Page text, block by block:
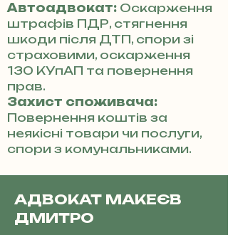
Автоадвокат: Оскарження
штрафів ПДР, стягнення
шкоди після ДТП, спори зі
страховими, оскарження
130 КУпАП та повернення
прав.
Захист споживача:
Повернення коштів за
неякісні товари чи послуги,
спори з комунальниками.
АДВОКАТ МАКЕЄВ
ДМИТРО